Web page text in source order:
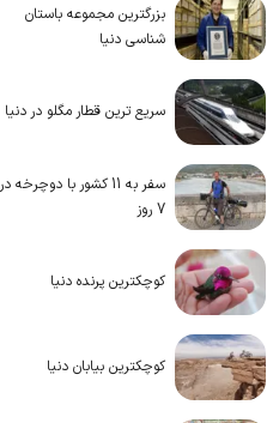
بزرگترین مجموعه باستان
شناسی دنیا
سریع ترین قطار مگلو در دنیا
سفر به 11 کشور با دوچرخه در
7 روز
کوچکترین پرنده دنیا
کوچکترین بیابان دنیا